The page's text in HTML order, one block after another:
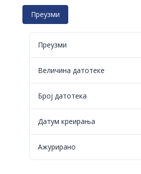
Преузми
Преузми
Величина датотеке
Број датотека
Датум креирања
Ажурирано